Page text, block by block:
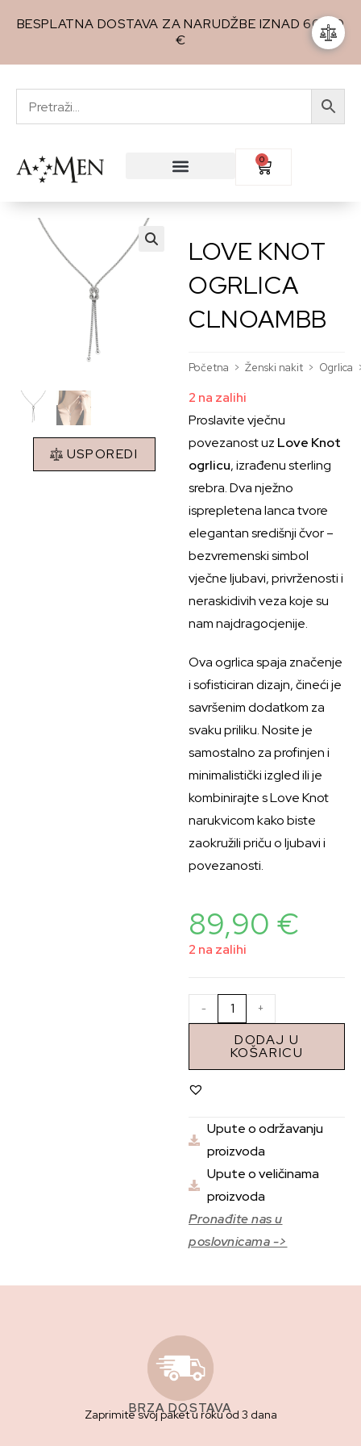
BESPLATNA DOSTAVA ZA NARUDŽBE IZNAD 60,00
€
0
USPOREDI
LOVE KNOT
OGRLICA
CLNOAMBB
Početna > Ženski nakit > Ogrlica
2 na zalihi
Proslavite vječnu
povezanost uz Love Knot
ogrlicu, izrađenu sterling
srebra. Dva nježno
isprepletena lanca tvore
elegantan središnji čvor –
bezvremenski simbol
vječne ljubavi, privrženosti i
neraskidivih veza koje su
nam najdragocjenije.
Ova ogrlica spaja značenje
i sofisticiran dizajn, čineći je
savršenim dodatkom za
svaku priliku. Nosite je
samostalno za profinjen i
minimalistički izgled ili je
kombinirajte s Love Knot
narukvicom kako biste
zaokružili priču o ljubavi i
povezanosti.
89,90 €
2 na zalihi
- +
DODAJ U
KOŠARICU
Upute o održavanju
proizvoda
Upute o veličinama
proizvoda
Pronađite nas u
poslovnicama ->
BRZA DOSTAVA
Zaprimite svoj paket u roku od 3 dana